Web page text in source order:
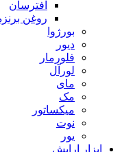
افترسان
روغن
بورژوا
دیور
فلورمار
لورآل
مای
مک
میکساتور
نوت
یور
ابزار ارایش